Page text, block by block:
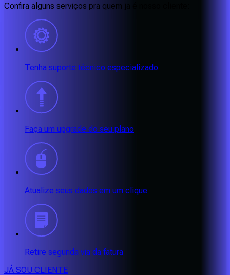
Confira alguns serviços pra quem ja é nosso cliente:
Tenha suporte técnico especializado
Faça um upgrade do seu plano
Atualize seus dados em um clique
Retire segunda via da fatura
JÁ SOU CLIENTE